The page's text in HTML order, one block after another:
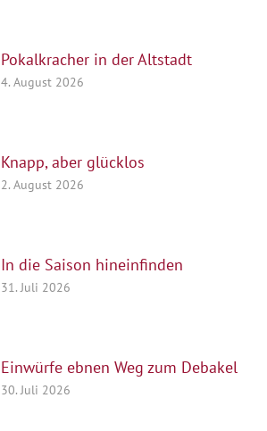
Pokalkracher in der Altstadt
4. August 2026
Knapp, aber glücklos
2. August 2026
In die Saison hineinfinden
31. Juli 2026
Einwürfe ebnen Weg zum Debakel
30. Juli 2026